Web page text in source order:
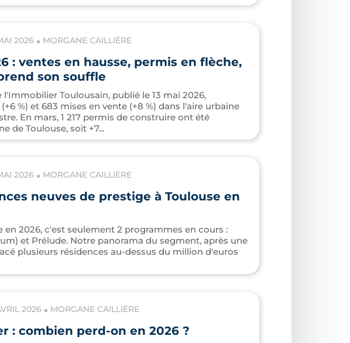
2026 MORGANE CAILLIÈRE
: ventes en hausse, permis en flèche,
son souffle
Toulousain, publié le 13 mai 2026,
%) et 683 mises en vente (+8 %) dans l'aire urbaine
En mars, 1 217 permis de construire ont été
de Toulouse, soit +7...
2026 MORGANE CAILLIÈRE
neuves de prestige à Toulouse en
en 2026, c'est seulement 2 programmes en cours :
et Prélude. Notre panorama du segment, après une
plusieurs résidences au-dessus du million d'euros
2026 MORGANE CAILLIÈRE
: combien perd-on en 2026 ?